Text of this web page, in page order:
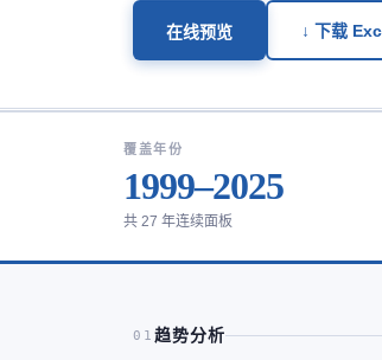
在线预览 ↓ 下载
覆盖年份
1999–2025
共 27 年连续面板
01 趋势分析